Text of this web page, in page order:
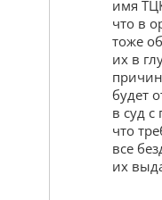
имя
что в
тоже
их в
будет
в суд с
что
все
их